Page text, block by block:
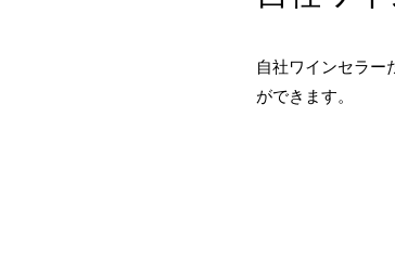
自社ワインセラー
ができます。